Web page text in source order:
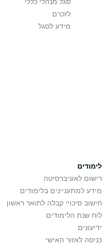
לזכרם
מידע לסגל
לימודים
רישום לאוניברסיטה
מידע למתעניינים בלימודים
חישוב סיכויי קבלה לתואר ראשון
לוח שנת הלימודים
ידיעונים
כניסה לאזור האישי